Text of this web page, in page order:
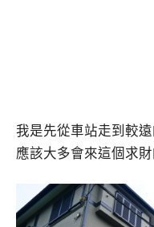
我是先從車站走到較
應該大多會來這個求